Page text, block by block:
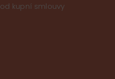
kupní smlouvy